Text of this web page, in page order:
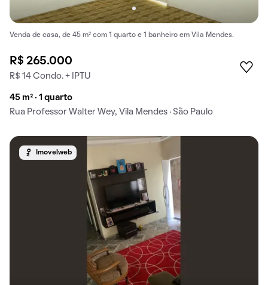
Venda de casa, de 45 m² com 1 quarto e 1 banheiro em Vila Mendes.
R$ 265.000
R$ 14 Condo. + IPTU
45 m² · 1 quarto
Rua Professor Walter Wey, Vila Mendes · São Paulo
Imovelweb